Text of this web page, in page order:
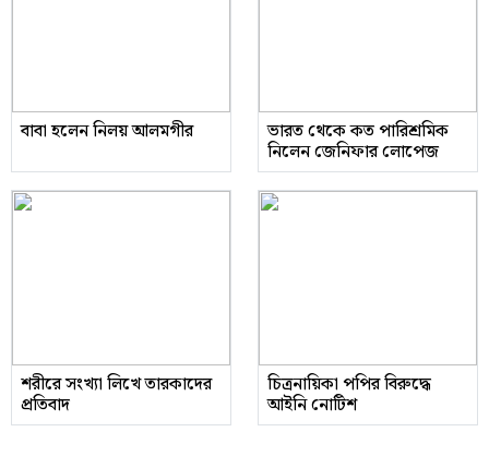
বাবা হলেন নিলয় আলমগীর ভারত থেকে কত পারিশ্রমিক
নিলেন জেনিফার লোপেজ
শরীরে সংখ্যা লিখে তারকাদের
প্রতিবাদ
চিত্রনায়িকা পপির বিরুদ্ধে
আইনি নোটিশ